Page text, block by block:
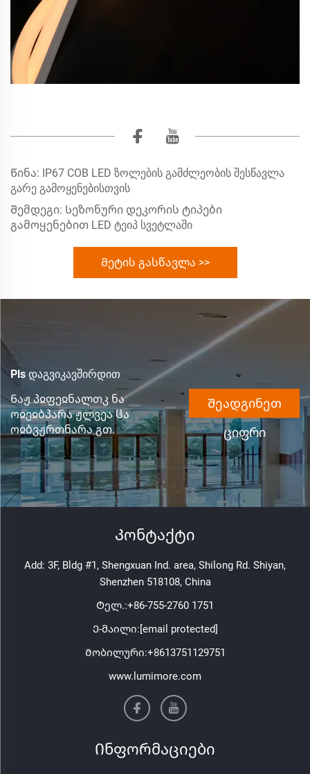
Წინა: IP67 COB LED ზოლების გამძლეობის შესწავლა
გარე გამოყენებისთვის
Შემდეგი: Სეზონური დეკორის ტიპები
გამოყენებით LED ტეიპ სვეტლაში
Მეტის გასწავლა >>
Pls დაგვიკავშირდით
Ნაჟ პჲფეჲნალთკ ნა
ოჲეჲბპარა ჟლვეა ჱა
ოჲბვჟრთნარა გთ.
Შეადგინეთ
ციფრი
Კონტაქტი
Add: 3F, Bldg #1, Shengxuan Ind. area, Shilong Rd. Shiyan,
Shenzhen 518108, China
Ტელ.:+86-755-2760 1751
Ე-მაილი:[email protected]
Მობილური:+8613751129751
www.lumimore.com
Ინფორმაციები